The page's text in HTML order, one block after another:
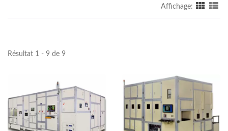
Affichage:
Résultat 1 - 9 de 9